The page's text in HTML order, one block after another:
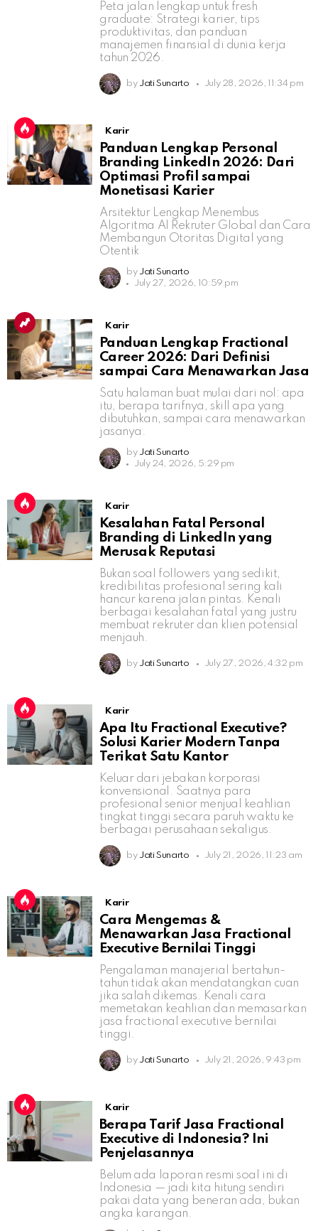
Peta jalan lengkap untuk fresh
graduate: Strategi karier, tips
produktivitas, dan panduan
manajemen finansial di dunia kerja
tahun 2026.
by Jati Sunarto July 28, 2026, 11:34 pm
Karir
Panduan Lengkap Personal
Branding LinkedIn 2026: Dari
Optimasi Profil sampai
Monetisasi Karier
Arsitektur Lengkap Menembus
Algoritma AI Rekruter Global dan Cara
Membangun Otoritas Digital yang
Otentik
by Jati Sunarto
July 27, 2026, 10:59 pm
Karir
Panduan Lengkap Fractional
Career 2026: Dari Definisi
sampai Cara Menawarkan Jasa
Satu halaman buat mulai dari nol: apa
itu, berapa tarifnya, skill apa yang
dibutuhkan, sampai cara menawarkan
jasanya.
by Jati Sunarto
July 24, 2026, 5:29 pm
Karir
Kesalahan Fatal Personal
Branding di LinkedIn yang
Merusak Reputasi
Bukan soal followers yang sedikit,
kredibilitas profesional sering kali
hancur karena jalan pintas. Kenali
berbagai kesalahan fatal yang justru
membuat rekruter dan klien potensial
menjauh.
by Jati Sunarto July 27, 2026, 4:32 pm
Karir
Apa Itu Fractional Executive?
Solusi Karier Modern Tanpa
Terikat Satu Kantor
Keluar dari jebakan korporasi
konvensional. Saatnya para
profesional senior menjual keahlian
tingkat tinggi secara paruh waktu ke
berbagai perusahaan sekaligus.
by Jati Sunarto July 21, 2026, 11:23 am
Karir
Cara Mengemas &
Menawarkan Jasa Fractional
Executive Bernilai Tinggi
Pengalaman manajerial bertahun-
tahun tidak akan mendatangkan cuan
jika salah dikemas. Kenali cara
memetakan keahlian dan memasarkan
jasa fractional executive bernilai
tinggi.
by Jati Sunarto July 21, 2026, 9:43 pm
Karir
Berapa Tarif Jasa Fractional
Executive di Indonesia? Ini
Penjelasannya
Belum ada laporan resmi soal ini di
Indonesia — jadi kita hitung sendiri
pakai data yang beneran ada, bukan
angka karangan.